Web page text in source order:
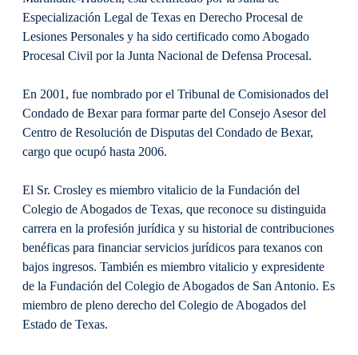
Especialización Legal de Texas en Derecho Procesal de
Lesiones Personales y ha sido certificado como Abogado
Procesal Civil por la Junta Nacional de Defensa Procesal.
En 2001, fue nombrado por el Tribunal de Comisionados del
Condado de Bexar para formar parte del Consejo Asesor del
Centro de Resolución de Disputas del Condado de Bexar,
cargo que ocupó hasta 2006.
El Sr. Crosley es miembro vitalicio de la Fundación del
Colegio de Abogados de Texas, que reconoce su distinguida
carrera en la profesión jurídica y su historial de contribuciones
benéficas para financiar servicios jurídicos para texanos con
bajos ingresos. También es miembro vitalicio y expresidente
de la Fundación del Colegio de Abogados de San Antonio. Es
miembro de pleno derecho del Colegio de Abogados del
Estado de Texas.